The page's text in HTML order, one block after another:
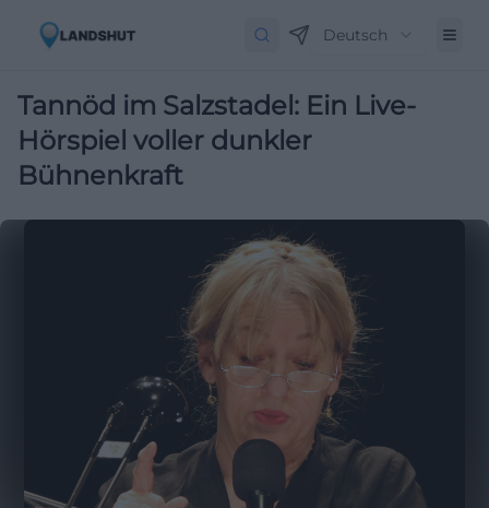
Deutsch
Tannöd im Salzstadel: Ein Live-
Hörspiel voller dunkler
Bühnenkraft